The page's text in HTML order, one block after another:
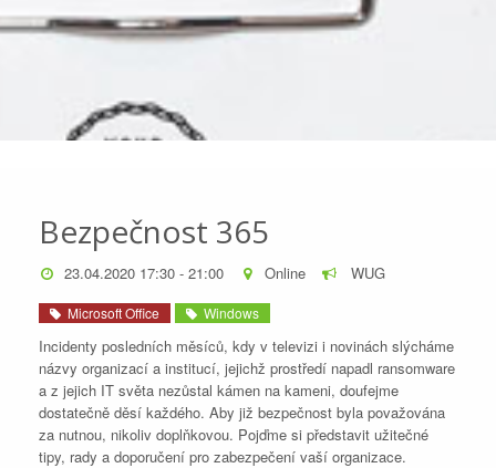
Bezpečnost 365
23.04.2020 17:30 - 21:00 Online WUG
Microsoft Office Windows
Incidenty posledních měsíců, kdy v televizi i novinách slýcháme
názvy organizací a institucí, jejichž prostředí napadl ransomware
a z jejich IT světa nezůstal kámen na kameni, doufejme
dostatečně děsí každého. Aby již bezpečnost byla považována
za nutnou, nikoliv doplňkovou. Pojďme si představit užitečné
tipy, rady a doporučení pro zabezpečení vaší organizace.